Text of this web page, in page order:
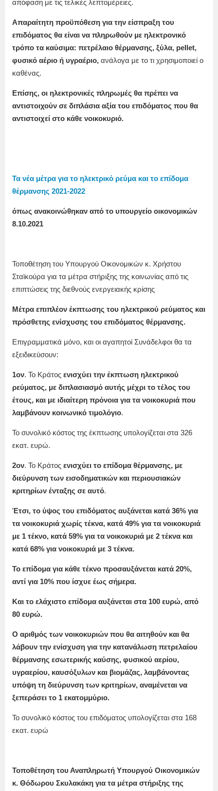
απόφαση με τις τελικές λεπτομέρειες.
Απαραίτητη προϋπόθεση για την είσπραξη του
επιδόματος θα είναι να πληρωθούν με ηλεκτρονικό
τρόπο τα καύσιμα: πετρέλαιο θέρμανσης, ξύλα, pellet,
φυσικό αέριο ή υγραέριο, ανάλογα με το τι χρησιμοποιεί ο
καθένας.
Επίσης, οι ηλεκτρονικές πληρωμές θα πρέπει να
αντιστοιχούν σε διπλάσια αξία του επιδόματος που θα
αντιστοιχεί στο κάθε νοικοκυριό.
Τα νέα μέτρα για το ηλεκτρικό ρεύμα και το επίδομα
θέρμανσης 2021-2022
όπως ανακοινώθηκαν από το υπουργείο οικονομικών
8.10.2021
Τοποθέτηση του Υπουργού Οικονομικών κ. Χρήστου
Σταϊκούρα για τα μέτρα στήριξης της κοινωνίας από τις
επιπτώσεις της διεθνούς ενεργειακής κρίσης
Μέτρα επιπλέον έκπτωσης του ηλεκτρικού ρεύματος και
πρόσθετης ενίσχυσης του επιδόματος θέρμανσης.
Επιγραμματικά μόνο, και οι αγαπητοί Συνάδελφοι θα τα
εξειδικεύσουν:
1ον. Το Κράτος ενισχύει την έκπτωση ηλεκτρικού
ρεύματος, με διπλασιασμό αυτής μέχρι το τέλος του
έτους, και με ιδιαίτερη πρόνοια για τα νοικοκυριά που
λαμβάνουν κοινωνικό τιμολόγιο.
Το συνολικό κόστος της έκπτωσης υπολογίζεται στα 326
εκατ. ευρώ.
2ον. Το Κράτος ενισχύει το επίδομα θέρμανσης, με
διεύρυνση των εισοδηματικών και περιουσιακών
κριτηρίων ένταξης σε αυτό.
Έτσι, το ύψος του επιδόματος αυξάνεται κατά 36% για
τα νοικοκυριά χωρίς τέκνα, κατά 49% για τα νοικοκυριά
με 1 τέκνο, κατά 59% για τα νοικοκυριά με 2 τέκνα και
κατά 68% για νοικοκυριά με 3 τέκνα.
Το επίδομα για κάθε τέκνο προσαυξάνεται κατά 20%,
αντί για 10% που ίσχυε έως σήμερα.
Και το ελάχιστο επίδομα αυξάνεται στα 100 ευρώ, από
80 ευρώ.
Ο αριθμός των νοικοκυριών που θα αιτηθούν και θα
λάβουν την ενίσχυση για την κατανάλωση πετρελαίου
θέρμανσης εσωτερικής καύσης, φυσικού αερίου,
υγραερίου, καυσόξυλων και βιομάζας, λαμβάνοντας
υπόψη τη διεύρυνση των κριτηρίων, αναμένεται να
ξεπεράσει το 1 εκατομμύριο.
Το συνολικό κόστος του επιδόματος υπολογίζεται στα 168
εκατ. ευρώ
Τοποθέτηση του Αναπληρωτή Υπουργού Οικονομικών
κ. Θόδωρου Σκυλακάκη για τα μέτρα στήριξης της